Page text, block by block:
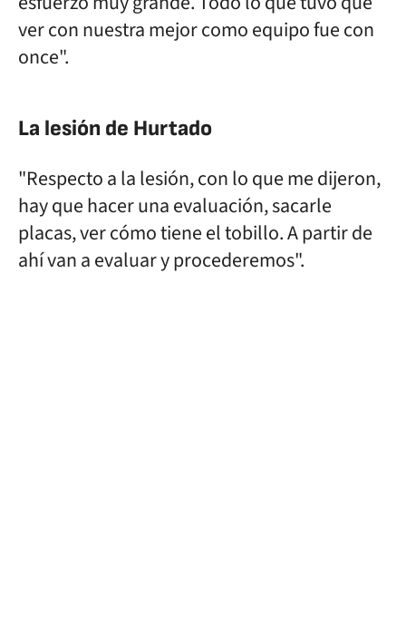
ver con nuestra mejor como equipo fue con
once".
La lesión de Hurtado
"Respecto a la lesión, con lo que me dijeron,
hay que hacer una evaluación, sacarle
placas, ver cómo tiene el tobillo. A partir de
ahí van a evaluar y procederemos".